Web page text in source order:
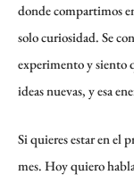
donde compartimos
solo curiosidad. Se
experimento y siento
ideas nuevas, y esa
Si quieres estar en el
mes. Hoy quiero